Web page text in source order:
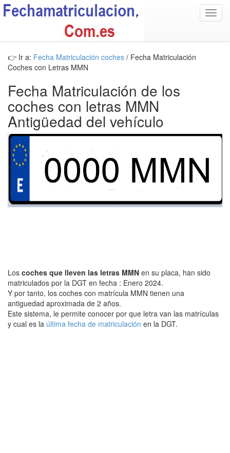
👉 Ir a: Fecha Matriculación coches / Fecha Matriculación
Coches con Letras MMN
Fecha Matriculación de los
coches con letras MMN
Antigüedad del vehículo
Los coches que lleven las letras MMN en su placa, han sido
matriculados por la DGT en fecha : Enero 2024.
Y por tanto, los coches con matrícula MMN tienen una
antiguedad aproximada de 2 años.
Este sistema, le permite conocer por que letra van las matrículas
y cual es la última fecha de matriculación en la DGT.